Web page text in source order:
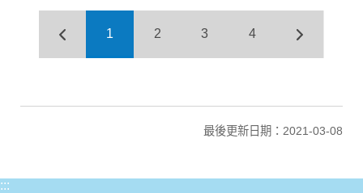
1 2 3 4
最後更新日期：2021-03-08
:::